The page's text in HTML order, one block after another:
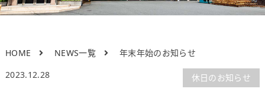
HOME NEWS一覧
年末年始のお知らせ
2023.12.28
休日のお知らせ